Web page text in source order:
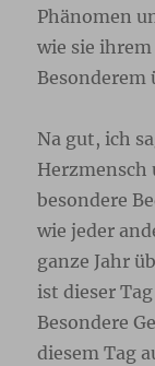
Phänomen
wie sie
Besonderem
Na gut, ich
Herzmensch
besondere
wie jeder
ganze Jahr
ist dieser
Besondere
diesem Tag